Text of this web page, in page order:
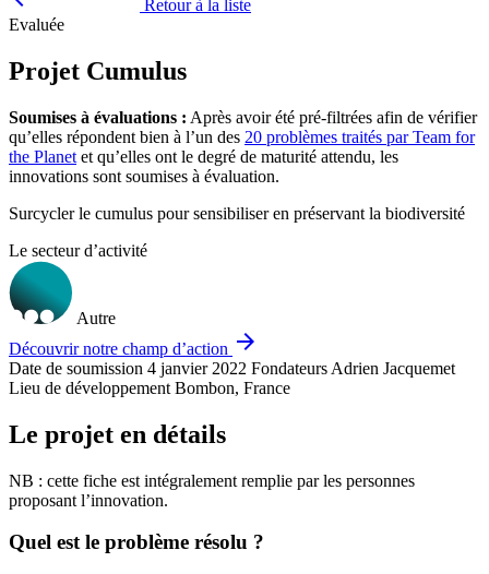
Retour à la liste
Evaluée
Projet Cumulus
Soumises à évaluations : Après avoir été pré-filtrées afin de vérifier
qu’elles répondent bien à l’un des 20 problèmes traités par Team for
the Planet et qu’elles ont le degré de maturité attendu, les
innovations sont soumises à évaluation.
Surcycler le cumulus pour sensibiliser en préservant la biodiversité
Le secteur d’activité
Autre
Découvrir notre champ d’action arrow_forward
Date de soumission 4 janvier 2022 Fondateurs Adrien Jacquemet
Lieu de développement Bombon, France
Le projet en détails
NB : cette fiche est intégralement remplie par les personnes
proposant l’innovation.
Quel est le problème résolu ?